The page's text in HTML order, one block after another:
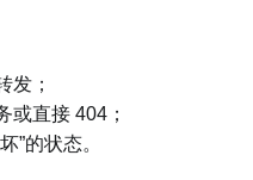
发；
或直接 404；
”的状态。